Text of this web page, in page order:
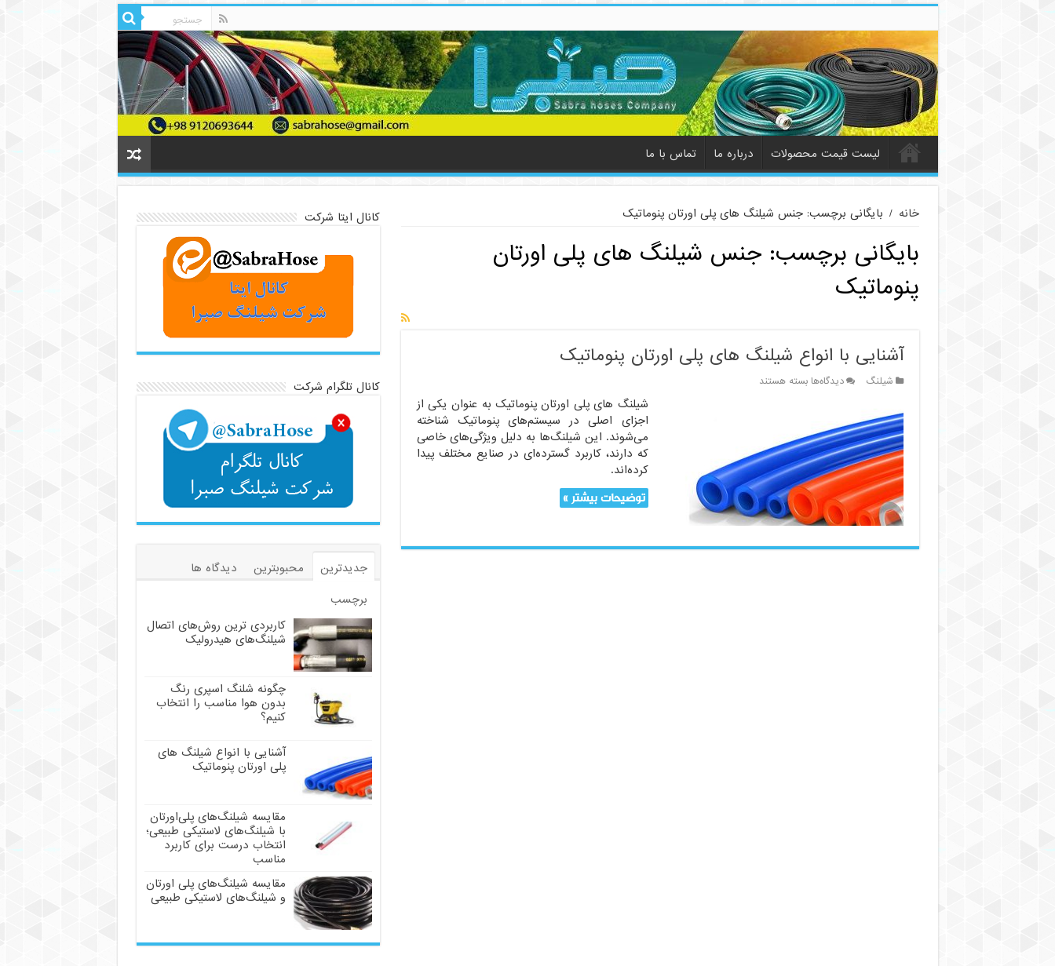
لیست قیمت محصولات درباره ما تماس با ما
خانه / بایگانی برچسب: جنس شیلنگ های پلی اورتان پنوماتیک
بایگانی برچسب:جنس شیلنگ های پلی اورتان
پنوماتیک
آشنایی با انواع شیلنگ های پلی اورتان پنوماتیک
شیلنگ دیدگاه‌هابرای
شیلنگ
های
پلی
اورتان
پنوماتیک
بسته هستند
شیلنگ های پلی اورتان پنوماتیک به عنوان یکی از
اجزای اصلی در سیستم‌های پنوماتیک شناخته
می‌شوند. این شیلنگ‌ها به دلیل ویژگی‌های خاصی
که دارند، کاربرد گسترده‌ای در صنایع مختلف پیدا
کرده‌اند.
توضیحات بیشتر »
کانال ایتا شرکت
کانال تلگرام شرکت
جدیدترین محبوبترین
دیدگاه ها
برچسب
کاربردی ترین روش‌های اتصال
شیلنگ‌های هیدرولیک
چگونه شلنگ اسپری رنگ
بدون هوا مناسب را انتخاب
کنیم؟
آشنایی با انواع شیلنگ های
پلی اورتان پنوماتیک
مقایسه شیلنگ‌های پلی‌اورتان
با شیلنگ‌های لاستیکی طبیعی؛
انتخاب درست برای کاربرد
مناسب
مقایسه شیلنگ‌های پلی اورتان
و شیلنگ‌های لاستیکی طبیعی